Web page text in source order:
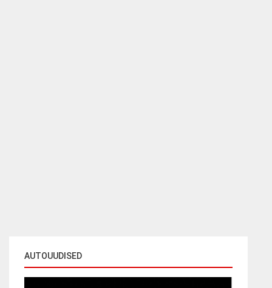
AUTOUUDISED